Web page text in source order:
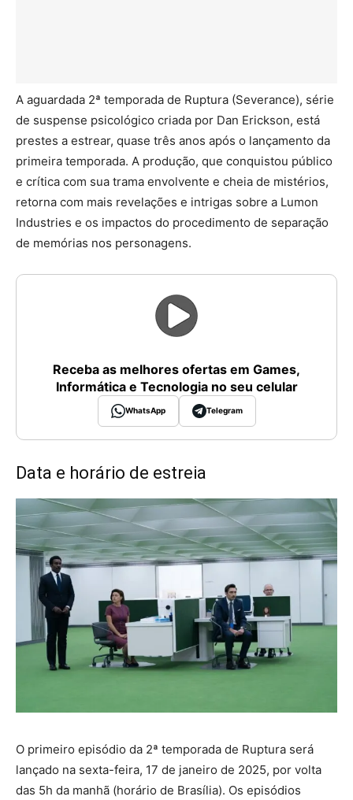
A aguardada 2ª temporada de Ruptura (Severance), série
de suspense psicológico criada por Dan Erickson, está
prestes a estrear, quase três anos após o lançamento da
primeira temporada. A produção, que conquistou público
e crítica com sua trama envolvente e cheia de mistérios,
retorna com mais revelações e intrigas sobre a Lumon
Industries e os impactos do procedimento de separação
de memórias nos personagens.
Receba as melhores ofertas em Games,
Informática e Tecnologia no seu celular
WhatsApp Telegram
Data e horário de estreia
O primeiro episódio da 2ª temporada de Ruptura será
lançado na sexta-feira, 17 de janeiro de 2025, por volta
das 5h da manhã (horário de Brasília). Os episódios